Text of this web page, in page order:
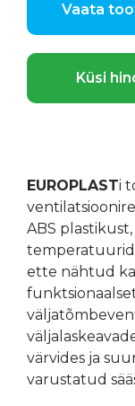
Vaata
Küsi
EUROPLASTi
ABS
ette nähtud
värvides ja
varustatud